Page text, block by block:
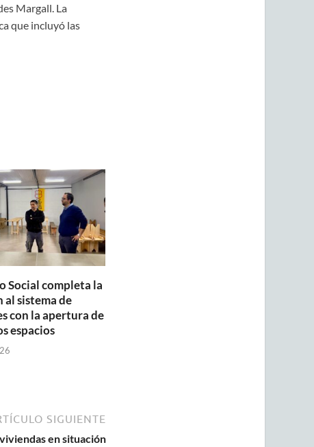
Margall. La
que incluyó las
Social completa la
sistema de
con la apertura de
espacios
SIGUIENTE
en situación